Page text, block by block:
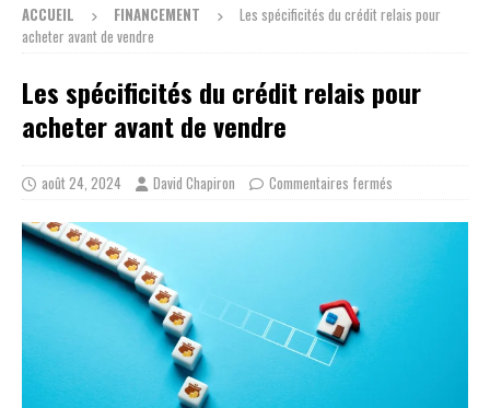
ACCUEIL FINANCEMENT
Les spécificités du crédit relais pour
acheter avant de vendre
Les spécificités du crédit relais pour
acheter avant de vendre
août 24, 2024 David Chapiron Commentaires fermés